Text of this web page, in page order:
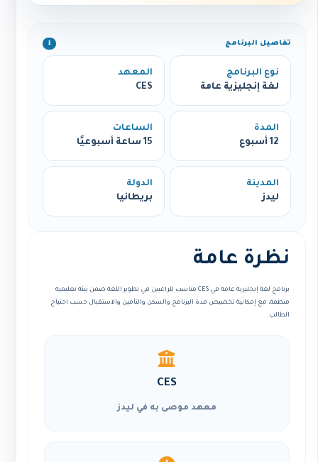
تفاصيل البرنامج ℹ️
نوع البرنامج
لغة إنجليزية عامة
المعهد
CES
المدة
12 أسبوع
الساعات
15 ساعة أسبوعيًا
المدينة
ليدز
الدولة
بريطانيا
نظرة عامة
برنامج لغة إنجليزية عامة في CES مناسب للراغبين في تطوير اللغة ضمن بيئة تعليمية
منظمة، مع إمكانية تخصيص مدة البرنامج والسكن والتأمين والاستقبال حسب احتياج
الطالب.
CES
معهد موصى به في ليدز